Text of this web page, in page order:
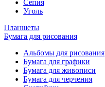
Сепия
Уголь
Планшеты
Бумага для рисования
Альбомы для рисования
Бумага для графики
Бумага для живописи
Бумага для черчения